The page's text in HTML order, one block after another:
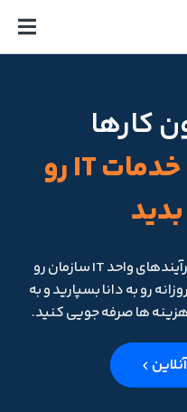
کارها
سرعت و کیفیت خدمات IT رو
به کمک نرم افزار ITSM دانا پرو، فرآیندهای واحد IT سازمان رو
رو به دانا بسپارید و به
هزینه ها صرفه جویی کنید.